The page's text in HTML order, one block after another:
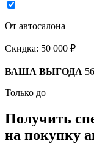
От автосалона
Скидка: 50 000 ₽
ВАША ВЫГОДА
Только до
Получить
на покупку